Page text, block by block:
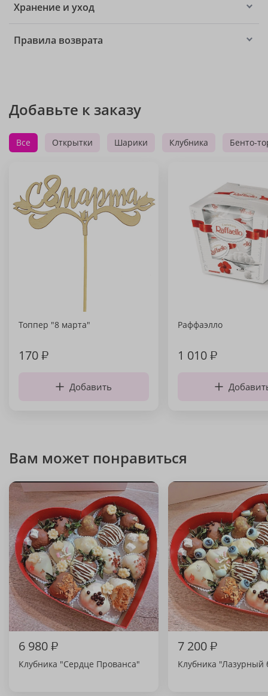
Хранение и уход
Правила возврата
Добавьте к заказу
Все Открытки Шарики Клубника Бенто-
Топпер "8 марта"
170₽
Добавить
Раффаэлло
1 010₽
Вам может понравиться
6 980₽
Клубника "Сердце Прованса"
7 200₽
Клубника "Лазурный